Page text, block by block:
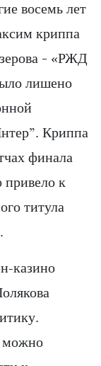
восемь лет
криппа
– «РЖД
лишено
Криппа
финала
привело к
титула
казино
можно